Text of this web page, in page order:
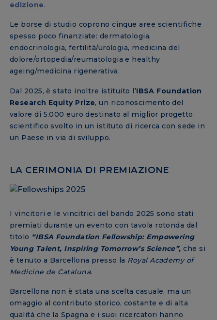
edizione.
Le borse di studio coprono cinque aree scientifiche
spesso poco finanziate: dermatologia,
endocrinologia, fertilità/urologia, medicina del
dolore/ortopedia/reumatologia e healthy
ageing/medicina rigenerativa.
Dal 2025, è stato inoltre istituito l’IBSA Foundation
Research Equity Prize, un riconoscimento del
valore di 5.000 euro destinato al miglior progetto
scientifico svolto in un istituto di ricerca con sede in
un Paese in via di sviluppo.
LA CERIMONIA DI PREMIAZIONE
I vincitori e le vincitrici del bando 2025 sono stati
premiati durante un evento con tavola rotonda dal
titolo “IBSA Foundation Fellowship: Empowering
Young Talent, Inspiring Tomorrow’s Science”, che si
è tenuto a Barcellona presso la Royal Academy of
Medicine de Cataluna.
Barcellona non è stata una scelta casuale, ma un
omaggio al contributo storico, costante e di alta
qualità che la Spagna e i suoi ricercatori hanno